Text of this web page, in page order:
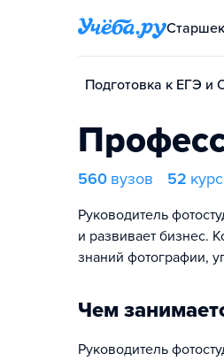
Подготовка к ЕГЭ и
560 вузов 52
Руководитель
и развивает бизнес.
знаний фотографии,
Чем
Руководитель